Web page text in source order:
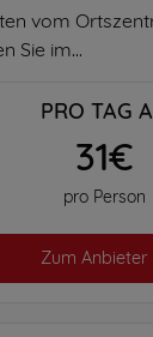
vom
Sie im...
PRO TAG
31€
pro Person
Zum Anbieter